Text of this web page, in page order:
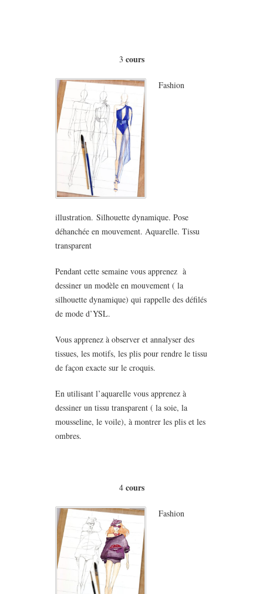
3 cours
Fashion
illustration. Silhouette dynamique. Pose
déhanchée en mouvement. Aquarelle. Tissu
transparent
Pendant cette semaine vous apprenez à
dessiner un modèle en mouvement ( la
silhouette dynamique) qui rappelle des défilés
de mode d’YSL.
Vous apprenez à observer et annalyser des
tissues, les motifs, les plis pour rendre le tissu
de façon exacte sur le croquis.
En utilisant l’aquarelle vous apprenez à
dessiner un tissu transparent ( la soie, la
mousseline, le voile), à montrer les plis et les
ombres.
4 cours
Fashion